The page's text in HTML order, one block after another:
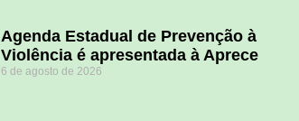
Agenda Estadual de Prevenção à
Violência é apresentada à Aprece
6 de agosto de 2026